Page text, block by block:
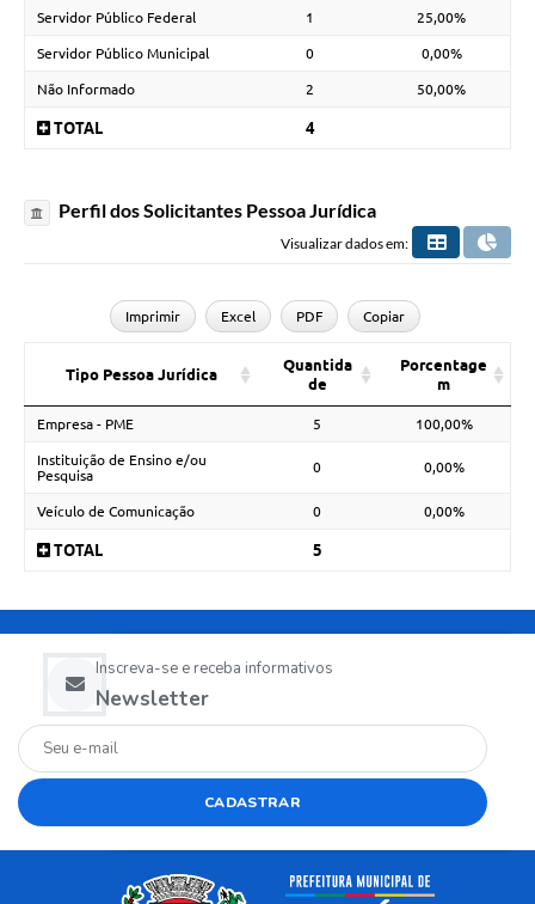
Servidor Público Federal 1 25,00%
Servidor Público Municipal 0 0,00%
Não Informado 2 50,00%
TOTAL 4
Perfil dos Solicitantes Pessoa Jurídica
Visualizar dados em:
Imprimir Excel PDF Copiar
Tipo Pessoa Jurídica
Quantida
de
Porcentage
m
Empresa - PME 5 100,00%
Instituição de Ensino e/ou
Pesquisa
0 0,00%
Veículo de Comunicação 0 0,00%
TOTAL 5
Newsletter
Inscreva-se e receba informativos
CADASTRAR